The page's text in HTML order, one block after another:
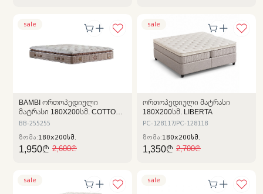
sale
BAMBI ᲝᲠᲗᲝᲞᲔᲓᲘᲣᲚᲘ
ᲛᲐᲢᲠᲐᲡᲘ 180X200ᲡᲛ. COTTON
MASTER
BB-255255
ზომა:180x200სმ.
1,950₾ 2,600₾
sale
ᲝᲠᲗᲝᲞᲔᲓᲘᲣᲚᲘ ᲛᲐᲢᲠᲐᲡᲘ
180X200ᲡᲛ. LIBERTA
PC-128117/PC-128118
ზომა:180x200სმ.
1,350₾ 2,700₾
sale sale